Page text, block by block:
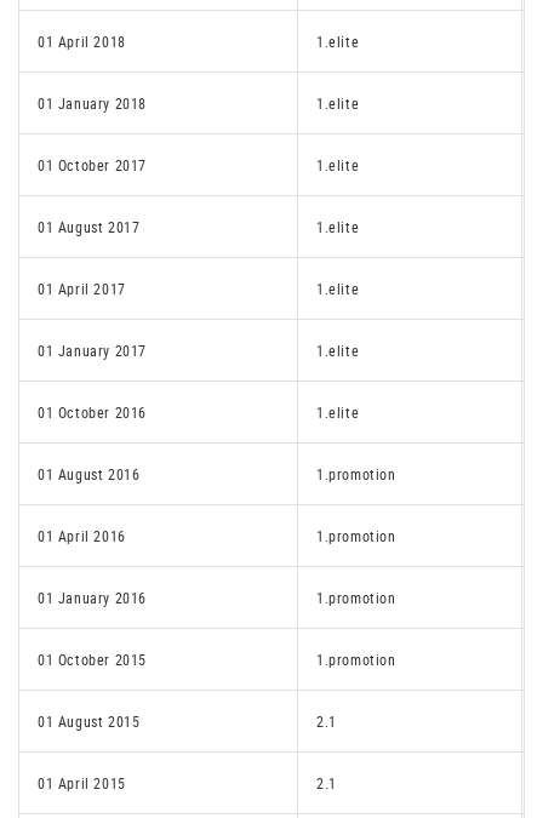
01 April 2018 1.elite
01 January 2018 1.elite
01 October 2017 1.elite
01 August 2017 1.elite
01 April 2017 1.elite
01 January 2017 1.elite
01 October 2016 1.elite
01 August 2016 1.promotion
01 April 2016 1.promotion
01 January 2016 1.promotion
01 October 2015 1.promotion
01 August 2015 2.1
01 April 2015 2.1